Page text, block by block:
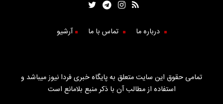
درباره ما تماس با ما آرشیو
تمامی حقوق این سایت متعلق به پایگاه خبری فردا نیوز میباشد و
استفاده از مطالب آن با ذکر منبع بلامانع است